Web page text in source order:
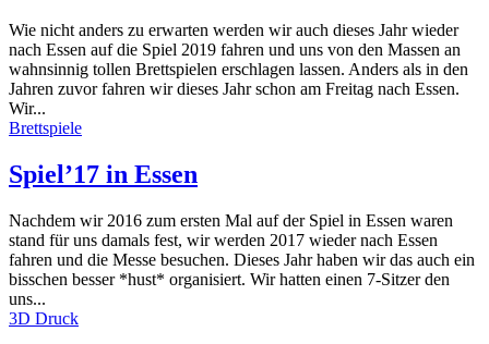
Wie nicht anders zu erwarten werden wir auch dieses Jahr wieder
nach Essen auf die Spiel 2019 fahren und uns von den Massen an
wahnsinnig tollen Brettspielen erschlagen lassen. Anders als in den
Jahren zuvor fahren wir dieses Jahr schon am Freitag nach Essen.
Wir...
Brettspiele
Spiel’17 in Essen
Nachdem wir 2016 zum ersten Mal auf der Spiel in Essen waren
stand für uns damals fest, wir werden 2017 wieder nach Essen
fahren und die Messe besuchen. Dieses Jahr haben wir das auch ein
bisschen besser *hust* organisiert. Wir hatten einen 7-Sitzer den
uns...
3D Druck